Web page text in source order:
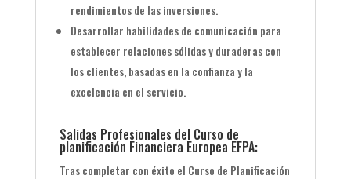
rendimientos de las inversiones.
Desarrollar habilidades de comunicación para
establecer relaciones sólidas y duraderas con
los clientes, basadas en la confianza y la
excelencia en el servicio.
Salidas Profesionales del Curso de
planificación Financiera Europea EFPA:
Tras completar con éxito el Curso de Planificación